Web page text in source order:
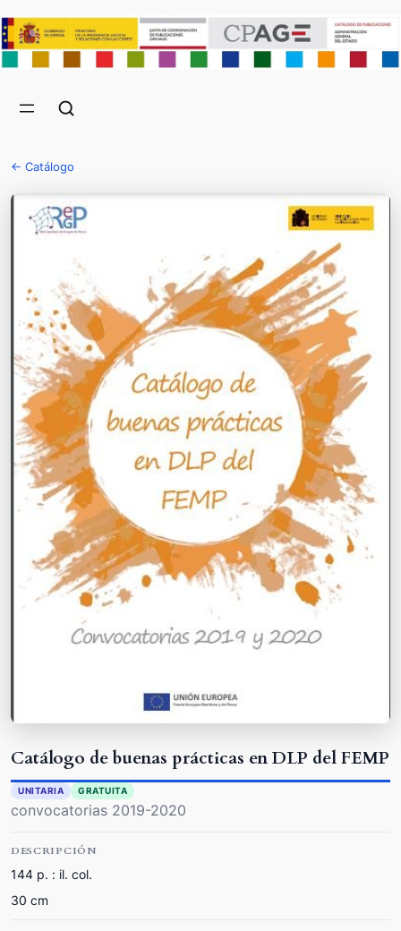
← Catálogo
Catálogo de buenas prácticas en DLP del FEMP
UNITARIA GRATUITA
convocatorias 2019-2020
DESCRIPCIÓN
144 p. : il. col.
30 cm